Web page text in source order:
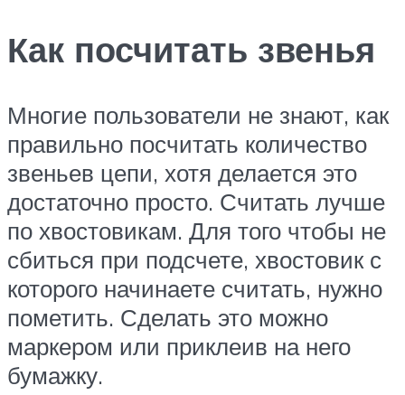
Как посчитать звенья
Многие пользователи не знают, как
правильно посчитать количество
звеньев цепи, хотя делается это
достаточно просто. Считать лучше
по хвостовикам. Для того чтобы не
сбиться при подсчете, хвостовик с
которого начинаете считать, нужно
пометить. Сделать это можно
маркером или приклеив на него
бумажку.